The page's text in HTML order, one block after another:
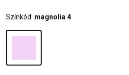
Színkód: magnolia 4